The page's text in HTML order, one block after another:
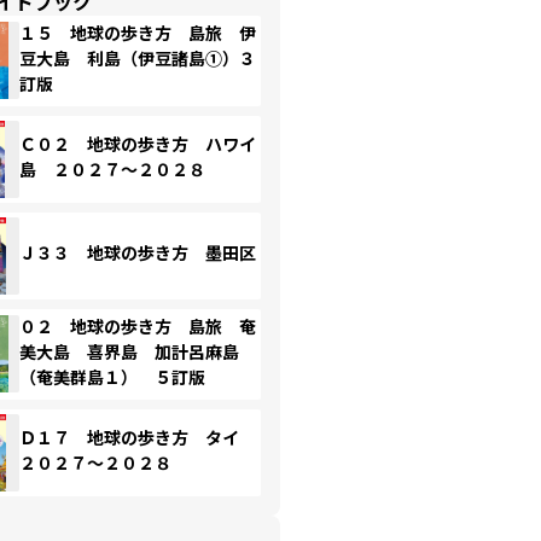
１５ 地球の歩き方 島旅 伊
豆大島 利島（伊豆諸島①）３
訂版
Ｃ０２ 地球の歩き方 ハワイ
島 ２０２７～２０２８
Ｊ３３ 地球の歩き方 墨田区
０２ 地球の歩き方 島旅 奄
美大島 喜界島 加計呂麻島
（奄美群島１） ５訂版
Ｄ１７ 地球の歩き方 タイ
２０２７～２０２８